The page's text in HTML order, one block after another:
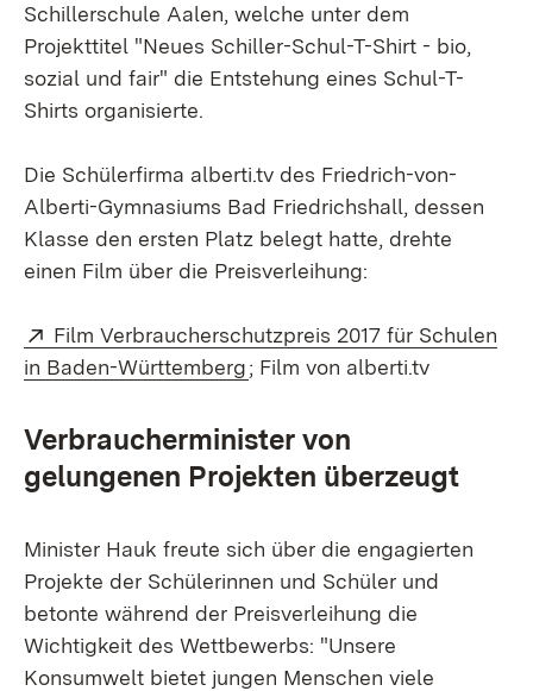
Schillerschule Aalen, welche unter dem
Projekttitel "Neues Schiller-Schul-T-Shirt - bio,
sozial und fair" die Entstehung eines Schul-T-
Shirts organisierte.
Die Schülerfirma alberti.tv des Friedrich-von-
Alberti-Gymnasiums Bad Friedrichshall, dessen
Klasse den ersten Platz belegt hatte, drehte
einen Film über die Preisverleihung:
Extern:
Film Verbraucherschutzpreis 2017 für Schulen
in Baden-Württemberg(Öffnet in neuem Fenster)
; Film von alberti.tv
Verbraucherminister von
gelungenen Projekten überzeugt
Minister Hauk freute sich über die engagierten
Projekte der Schülerinnen und Schüler und
betonte während der Preisverleihung die
Wichtigkeit des Wettbewerbs: "Unsere
Konsumwelt bietet jungen Menschen viele